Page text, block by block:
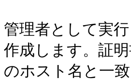
管理者として実
作成します。証
のホスト名と一